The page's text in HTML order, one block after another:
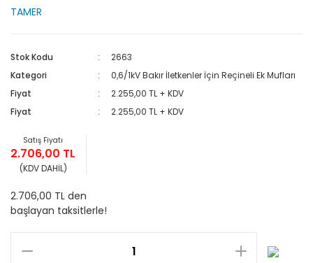
TAMER
Stok Kodu
2663
Kategori
0,6/1kV Bakır İletkenler İçin Reçineli Ek Mufları
Fiyat
2.255,00 TL + KDV
Fiyat
2.255,00 TL + KDV
Satış Fiyatı
2.706,00 TL
(KDV DAHİL)
2.706,00 TL den
başlayan taksitlerle!